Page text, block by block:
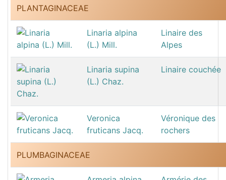
PLANTAGINACEAE
Linaria alpina
(L.) Mill.
Linaire des
Alpes
Linaria supina
(L.) Chaz.
Linaire couchée
Veronica
fruticans Jacq.
Véronique des
rochers
PLUMBAGINACEAE